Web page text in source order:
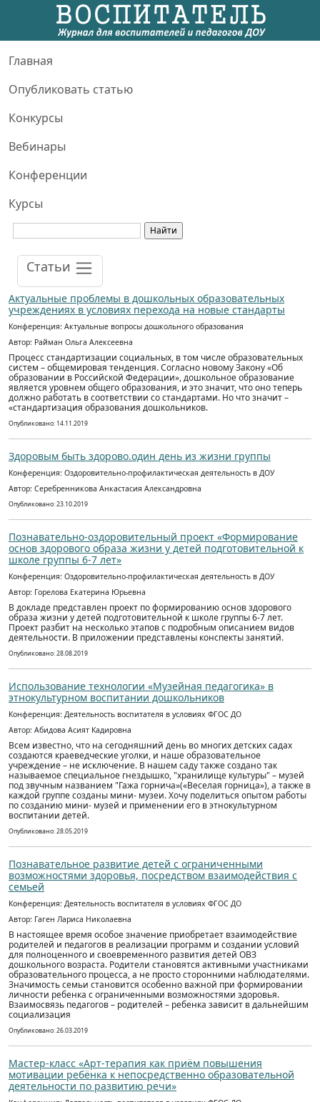
Главная
Опубликовать статью
Конкурсы
Вебинары
Конференции
Курсы
Статьи
Актуальные проблемы в дошкольных образовательных
учреждениях в условиях перехода на новые стандарты
Конференция: Актуальные вопросы дошкольного образования
Автор: Райман Ольга Алексеевна
Процесс стандартизации социальных, в том числе образовательных
систем – общемировая тенденция. Согласно новому Закону «Об
образовании в Российской Федерации», дошкольное образование
является уровнем общего образования, и это значит, что оно теперь
должно работать в соответствии со стандартами. Но что значит –
«стандартизация образования дошкольников.
Опубликовано: 14.11.2019
Здоровым быть здорово.один день из жизни группы
Конференция: Оздоровительно-профилактическая деятельность в ДОУ
Автор: Серебренникова Анкастасия Александровна
Опубликовано: 23.10.2019
Познавательно-оздоровительный проект «Формирование
основ здорового образа жизни у детей подготовительной к
школе группы 6-7 лет»
Конференция: Оздоровительно-профилактическая деятельность в ДОУ
Автор: Горелова Екатерина Юрьевна
В докладе представлен проект по формированию основ здорового
образа жизни у детей подготовительной к школе группы 6-7 лет.
Проект разбит на несколько этапов с подробным описанием видов
деятельности. В приложении представлены конспекты занятий.
Опубликовано: 28.08.2019
Использование технологии «Музейная педагогика» в
этнокультурном воспитании дошкольников
Конференция: Деятельность воспитателя в условиях ФГОС ДО
Автор: Абидова Асият Кадировна
Всем известно, что на сегодняшний день во многих детских садах
создаются краеведческие уголки, и наше образовательное
учреждение – не исключение. В нашем саду также создано так
называемое специальное гнездышко, "хранилище культуры" – музей
под звучным названием "Гажа горнича»(«Веселая горница»), а также в
каждой группе созданы мини- музеи. Хочу поделиться опытом работы
по созданию мини- музей и применении его в этнокультурном
воспитании детей.
Опубликовано: 28.05.2019
Познавательное развитие детей с ограниченными
возможностями здоровья, посредством взаимодействия с
семьей
Конференция: Деятельность воспитателя в условиях ФГОС ДО
Автор: Гаген Лариса Николаевна
В настоящее время особое значение приобретает взаимодействие
родителей и педагогов в реализации программ и создании условий
для полноценного и своевременного развития детей ОВЗ
дошкольного возраста. Родители становятся активными участниками
образовательного процесса, а не просто сторонними наблюдателями.
Значимость семьи становится особенно важной при формировании
личности ребенка с ограниченными возможностями здоровья.
Взаимосвязь педагогов – родителей – ребенка зависит в дальнейшим
социализация
Опубликовано: 26.03.2019
Мастер-класс «Арт-терапия как приём повышения
мотивации ребёнка к непосредственно образовательной
деятельности по развитию речи»